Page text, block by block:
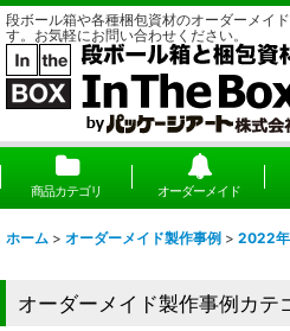
段ボール箱や各種梱包資材のオーダーメイ
す。お気軽にお問い合わせください。
商品カテゴリ オーダーメイド
ホーム > オーダーメイド製作事例 > 2022
オーダーメイド製作事例カテ